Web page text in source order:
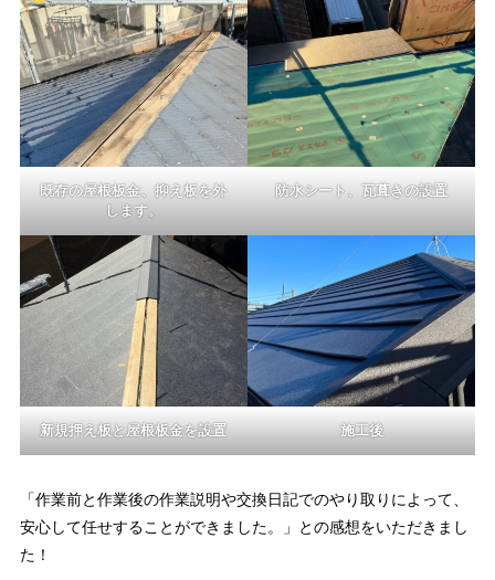
既存の屋根板金、抑え板を外
します。
防水シート、瓦葺きの設置
新規押え板と屋根板金を設置 施工後
「作業前と作業後の作業説明や交換日記でのやり取りによって、
安心して任せすることができました。」との感想をいただきまし
た！